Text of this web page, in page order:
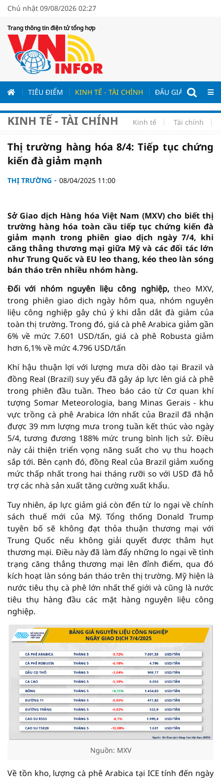
Chủ nhật 09/08/2026 02:27
Trang thông tin điện tử tổng hợp
TIÊU ĐIỂM KINH TẾ - TÀI CHÍNH ĐẤU GIÁ - ĐẤU
KINH TẾ - TÀI CHÍNH Kinh tế Tài chính
Thị trường hàng hóa 8/4: Tiếp tục chứng
kiến đà giảm mạnh
THỊ TRƯỜNG 08/04/2025 11:00
Sở Giao dịch Hàng hóa Việt Nam (MXV) cho biết thị
trường hàng hóa toàn cầu tiếp tục chứng kiến đà
giảm mạnh trong phiên giao dịch ngày 7/4, khi
căng thẳng thương mại giữa Mỹ và các đối tác lớn
như Trung Quốc và EU leo thang, kéo theo làn sóng
bán tháo trên nhiều nhóm hàng.
Đối với nhóm nguyên liệu công nghiệp, theo MXV,
trong phiên giao dịch ngày hôm qua, nhóm nguyên
liệu công nghiệp gây chú ý khi dẫn dắt đà giảm của
toàn thị trường. Trong đó, giá cà phê Arabica giảm gần
6% về mức 7.601 USD/tấn, giá cà phê Robusta giảm
hơn 6,1% về mức 4.796 USD/tấn
Khí hậu thuận lợi với lượng mưa dồi dào tại Brazil và
đồng Real (Brazil) suy yếu đã gây áp lực lên giá cà phê
trong phiên đầu tuần. Theo báo cáo từ Cơ quan khí
tượng Somar Meteorologia, bang Minas Gerais - khu
vực trồng cà phê Arabica lớn nhất của Brazil đã nhận
được 39 mm lượng mưa trong tuần kết thúc vào ngày
5/4, tương đương 188% mức trung bình lịch sử. Điều
này cải thiện triển vọng năng suất cho vụ thu hoạch
sắp tới. Bên cạnh đó, đồng Real của Brazil giảm xuống
mức thấp nhất trong hai tháng rưỡi so với USD đã hỗ
trợ các nhà sản xuất tăng cường xuất khẩu.
Tuy nhiên, áp lực giảm giá còn đến từ lo ngại về chính
sách thuế mới của Mỹ. Tổng thống Donald Trump
tuyên bố sẽ không đạt thỏa thuận thương mại với
Trung Quốc nếu không giải quyết được thâm hụt
thương mại. Điều này đã làm đẩy những lo ngại về tình
trạng căng thẳng thương mại lên đỉnh điểm, qua đó
kích hoạt làn sóng bán tháo trên thị trường. Mỹ hiện là
nước tiêu thụ cà phê lớn nhất thế giới và cũng là nước
tiêu thụ hàng đầu các mặt hàng nguyên liệu công
nghiệp.
Nguồn: MXV
Về tồn kho, lượng cà phê Arabica tại ICE tính đến ngày